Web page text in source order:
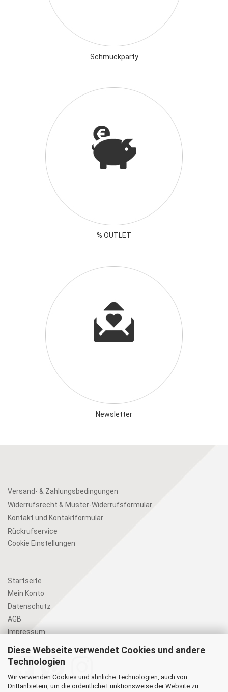
Diese Webseite verwendet Cookies und andere
Technologien
Wir verwenden Cookies und ähnliche Technologien, auch von
Drittanbietern, um die ordentliche Funktionsweise der Website zu
Schmuckparty
% OUTLET
Newsletter
Versand- & Zahlungsbedingungen
Widerrufsrecht & Muster-Widerrufsformular
Kontakt und Kontaktformular
Rückrufservice
Cookie Einstellungen
Startseite
Mein Konto
Datenschutz
AGB
Impressum